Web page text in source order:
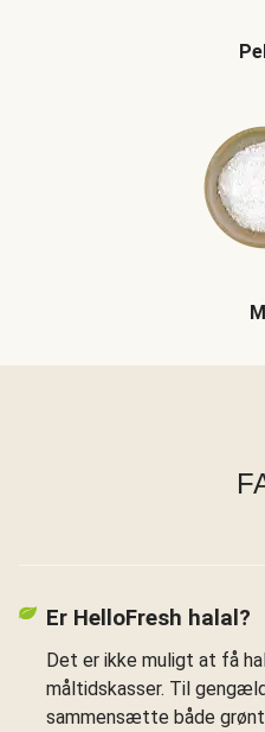
Er HelloFresh halal?
Det er ikke muligt at få
måltidskasser. Til
sammensætte både